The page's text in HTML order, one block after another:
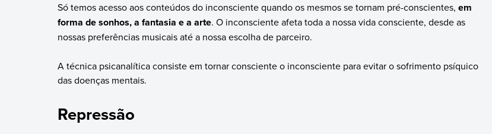
Só temos acesso aos conteúdos do inconsciente quando os mesmos se tornam pré-conscientes, em
forma de sonhos, a fantasia e a arte. O inconsciente afeta toda a nossa vida consciente, desde as
nossas preferências musicais até a nossa escolha de parceiro.
A técnica psicanalítica consiste em tornar consciente o inconsciente para evitar o sofrimento psíquico
das doenças mentais.
Repressão